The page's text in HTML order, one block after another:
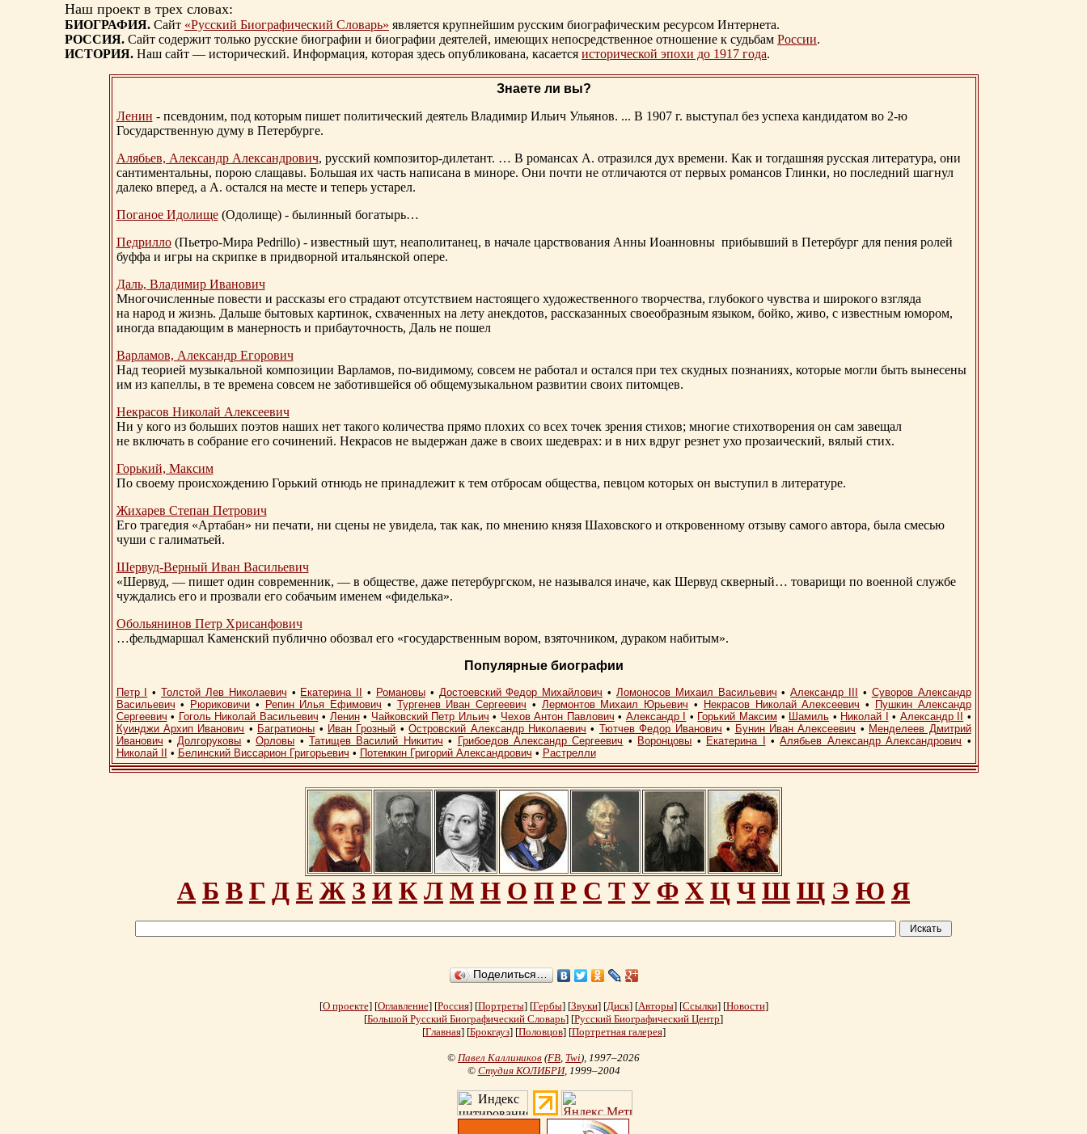
Наш проект в трех словах:
БИОГРАФИЯ. Сайт «Русский Биографический Словарь» является крупнейшим русским биографическим ресурсом Интернета.
РОССИЯ. Сайт содержит только русские биографии и биографии деятелей, имеющих непосредственное отношение к судьбам России.
ИСТОРИЯ. Наш сайт — исторический. Информация, которая здесь опубликована, касается исторической эпохи до 1917 года.
Знаете ли вы?
Ленин - псевдоним, под которым пишет политический деятель Владимир Ильич Ульянов. ... В 1907 г. выступал без успеха кандидатом во 2-ю
Государственную думу в Петербурге.
Алябьев, Александр Александрович, русский композитор-дилетант. … В романсах А. отразился дух времени. Как и тогдашняя русская литература, они
сантиментальны, порою слащавы. Большая их часть написана в миноре. Они почти не отличаются от первых романсов Глинки, но последний шагнул
далеко вперед, а А. остался на месте и теперь устарел.
Поганое Идолище(Одолище) - былинный богатырь…
Педрилло(Пьетро-Мира Pedrillo) - известный шут, неаполитанец, в начале царствования Анны Иоанновны прибывший в Петербург для пения ролей
буффа и игры на скрипке в придворной итальянской опере.
Даль, Владимир Иванович
Многочисленные повести и рассказы его страдают отсутствием настоящего художественного творчества, глубокого чувства и широкого взгляда
на народ и жизнь. Дальше бытовых картинок, схваченных на лету анекдотов, рассказанных своеобразным языком, бойко, живо, с известным юмором,
иногда впадающим в манерность и прибауточность, Даль не пошел
Варламов, Александр Егорович
Над теорией музыкальной композиции Варламов, по-видимому, совсем не работал и остался при тех скудных познаниях, которые могли быть вынесены
им из капеллы, в те времена совсем не заботившейся об общемузыкальном развитии своих питомцев.
Некрасов Николай Алексеевич
Ни у кого из больших поэтов наших нет такого количества прямо плохих со всех точек зрения стихов; многие стихотворения он сам завещал
не включать в собрание его сочинений. Некрасов не выдержан даже в своих шедеврах: и в них вдруг резнет ухо прозаический, вялый стих.
Горький, Максим
По своему происхождению Горький отнюдь не принадлежит к тем отбросам общества, певцом которых он выступил в литературе.
Жихарев Степан Петрович
Его трагедия «Артабан» ни печати, ни сцены не увидела, так как, по мнению князя Шаховского и откровенному отзыву самого автора, была смесью
чуши с галиматьей.
Шервуд-Верный Иван Васильевич
«Шервуд, — пишет один современник, — в обществе, даже петербургском, не назывался иначе, как Шервуд скверный… товарищи по военной службе
чуждались его и прозвали его собачьим именем «фиделька».
Обольянинов Петр Хрисанфович
…фельдмаршал Каменский публично обозвал его «государственным вором, взяточником, дураком набитым».
Популярные биографии
Петр I •Толстой Лев Николаевич • Екатерина II • Романовы• Достоевский Федор Михайлович • Ломоносов Михаил Васильевич •Александр III • Суворов Александр
Васильевич • Рюриковичи • Репин Илья Ефимович • Тургенев Иван Сергеевич • Лермонтов Михаил Юрьевич • Некрасов Николай Алексеевич •
Пушкин Александр
Сергеевич • Гоголь Николай Васильевич • Ленин• Чайковский Петр Ильич • Чехов Антон Павлович • Александр I • Горький Максим • Шамиль • Николай I • Александр II
•
Куинджи Архип Иванович • Багратионы • Иван Грозный •Островский Александр Николаевич • Тютчев Федор Иванович • Бунин Иван Алексеевич • Менделеев Дмитрий
Иванович •Долгоруковы •Орловы • Татищев Василий Никитич • Грибоедов Александр Сергеевич • Воронцовы • Екатерина I •Алябьев Александр Александрович •
Николай II
• Белинский Виссарион Григорьевич • Потемкин Григорий Александрович • Растрелли
А Б В Г Д Е Ж З И К Л М Н О П Р С Т У Ф Х Ц Ч Ш Щ Э Ю Я
Поделиться…
[О проекте] [Оглавление] [Россия] [Портреты] [Гербы] [Звуки] [Диск] [Авторы] [Ссылки] [Новости]
[Большой Русский Биографический Словарь] [Русский Биографический Центр]
[Главная] [Брокгауз] [Половцов] [Портретная галерея]
© Павел Каллиников (FB, Twi), 1997–2026
© Студия КОЛИБРИ, 1999–2004